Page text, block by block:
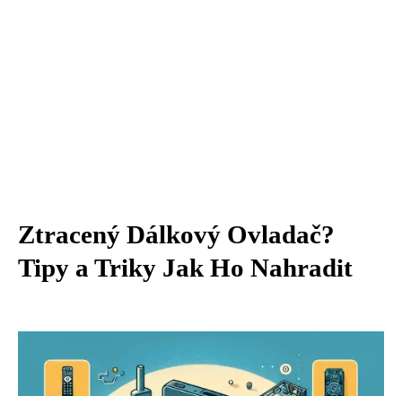
Ztracený Dálkový Ovladač?
Tipy a Triky Jak Ho Nahradit